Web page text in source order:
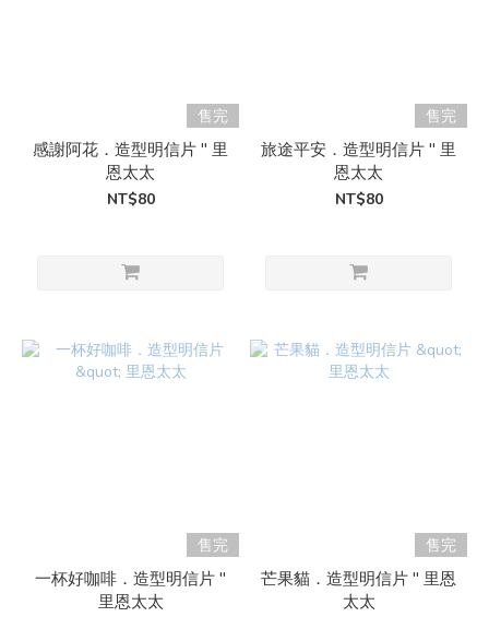
售完
感謝阿花．造型明信片 " 里
恩太太
NT$80
售完
旅途平安．造型明信片 " 里
恩太太
NT$80
售完
一杯好咖啡．造型明信片 "
里恩太太
售完
芒果貓．造型明信片 " 里恩
太太